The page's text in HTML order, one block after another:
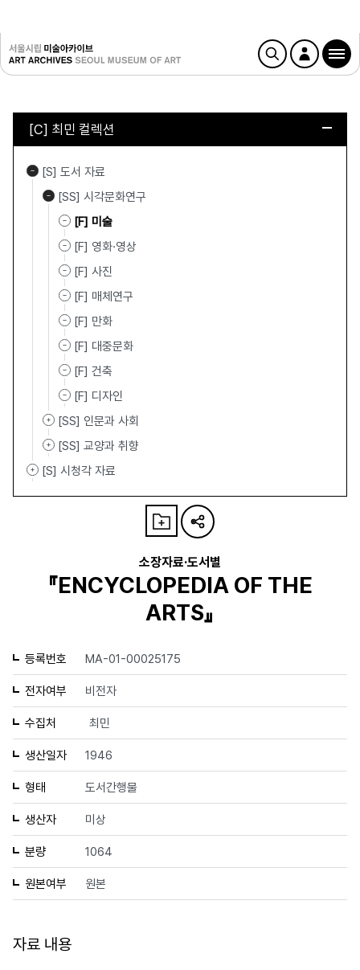
[C] 최민 컬렉션
[S] 도서 자료
[SS] 시각문화연구
[F] 미술
[F] 영화·영상
[F] 사진
[F] 매체연구
[F] 만화
[F] 대중문화
[F] 건축
[F] 디자인
[SS] 인문과 사회
[SS] 교양과 취향
[S] 시청각 자료
소장자료·도서별
『ENCYCLOPEDIA OF THE
ARTS』
등록번호 MA-01-00025175
전자여부 비전자
수집처 최민
생산일자 1946
형태 도서간행물
생산자 미상
분량 1064
원본여부 원본
자료 내용